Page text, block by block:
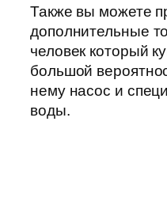
Также вы можете
дополнительные
человек который
большой
нему насос и
воды.